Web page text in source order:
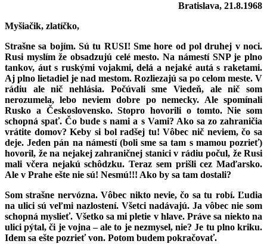
Bratislava, 21.8.1968
Myšiačik, zlatíčko,
Strašne sa bojím. Sú tu RUSI! Sme hore od pol druhej v noci.
Rusi myslím že obsadzujú celé mesto. Na námestí SNP je plno
tankov, áut s ruskými vojakmi, delá a nejaké autá s raketami.
Aj plno lietadiel je nad mestom. Rozliezajú sa po celom meste. V
rádiu ale nič nehlásia. Počúvali sme Viedeň, ale nič som
nerozumela, lebo neviem dobre po nemecky. Ale spomínali
Rusko a Československo. Stopro hovorili o tomto. Nie som
schopná spať. Čo bude s nami a s Vami? Ako sa zo zahraničia
vrátite domov? Keby si bol radšej tu! Vôbec nič neviem, čo sa
deje. Jeden pán na námestí (boli sme sa tam s mamou pozrieť)
hovoril, že na nejakej zahraničnej stanici v rádiu počul, že Rusi
mali včera nejakú schôdzku. Teraz sem prišli cez Maďarsko.
Ale v Prahe ešte nie sú! Nesmú!!! Ako by sa tam dostali?
Som strašne nervózna. Vôbec nikto nevie, čo sa tu robí. Ľudia
na ulici sú veľmi nazlostení. Všetci nadávajú. Ja vôbec nie som
schopná myslieť. Všetko sa mi pletie v hlave. Práve sa niekto na
ulici pýtal, či je vojna – ale to je nezmysel, nie? Je tu plno kriku.
Idem sa ešte pozrieť von. Potom budem pokračovať.